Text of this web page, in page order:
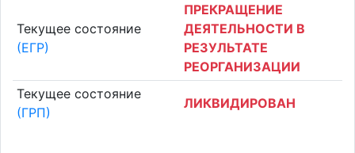
Текущее состояние
(ЕГР)
ПРЕКРАЩЕНИЕ
ДЕЯТЕЛЬНОСТИ В
РЕЗУЛЬТАТЕ
РЕОРГАНИЗАЦИИ
Текущее состояние
(ГРП)
ЛИКВИДИРОВАН